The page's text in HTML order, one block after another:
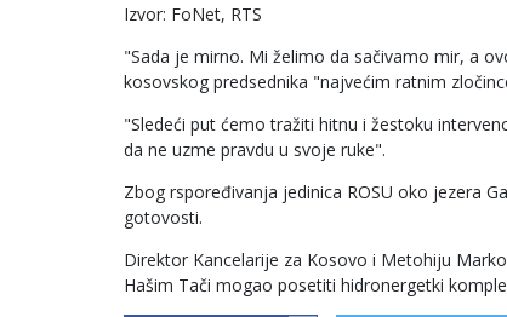
Izvor: FoNet, RTS
"Sada je mirno. Mi želimo da sačivamo mir, a
kosovskog predsednika "najvećim ratnim
"Sledeći put ćemo tražiti hitnu i žestoku
da ne uzme pravdu u svoje ruke".
Zbog rspoređivanja jedinica ROSU oko jezera
gotovosti.
Direktor Kancelarije za Kosovo i Metohiju
Hašim Tači mogao posetiti hidronergetki